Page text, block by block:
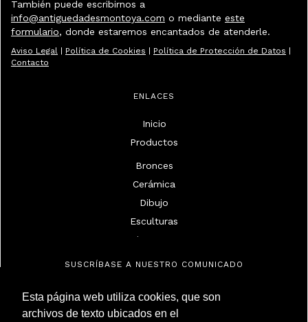
Esta página web utiliza cookies, que son
archivos de texto ubicados en el
También puede escribirnos a
info@antiguedadesmontoya.com o mediante este
formulario, donde estaremos encantados de atenderle.
Aviso Legal Política de Cookies Política de Protección de Datos
Contacto
ENLACES
Inicio
Productos
Bronces
Cerámica
Dibujo
Esculturas
Espejos Y Marcos
Militaria
Muebles
SUSCRÍBASE A NUESTRO COMUNICADO